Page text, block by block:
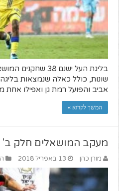
בליגת העל ישנם
שונות, כולל כאלה שנמצאות
אביב והפועל רמת גן ואפילו אחת
המשך לקרוא »
מעקב המושאלים חלק ב'
מורן כהן 13 באפריל 2018